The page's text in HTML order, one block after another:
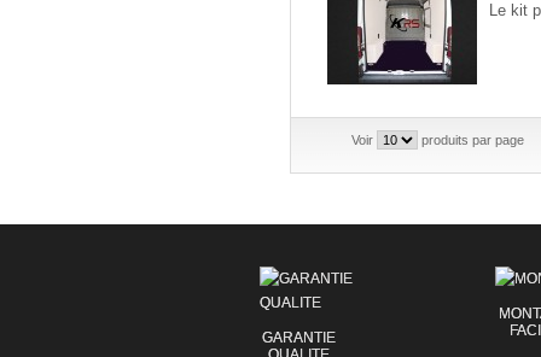
Le kit
Voir produits par page
GARANTIE